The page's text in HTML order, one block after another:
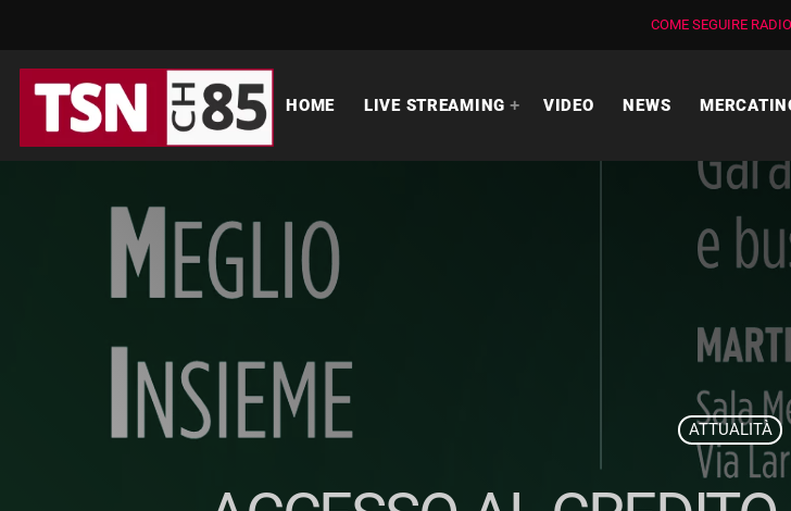
COME SEGUIRE
HOME LIVE STREAMING VIDEO NEWS
ATTUALITÀ